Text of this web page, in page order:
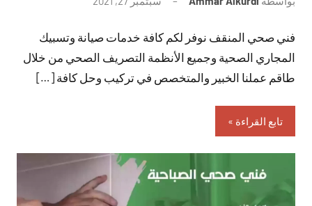
تعليقات
فني صحي المنقف نوفر لكم كافة خدمات صيانة وتسبيك
المجاري الصحية وجميع الأنظمة التصريف الصحي من خلال
طاقم عملنا الخبير والمتخصص في تركيب وحل كافة […]
تابع القراءة